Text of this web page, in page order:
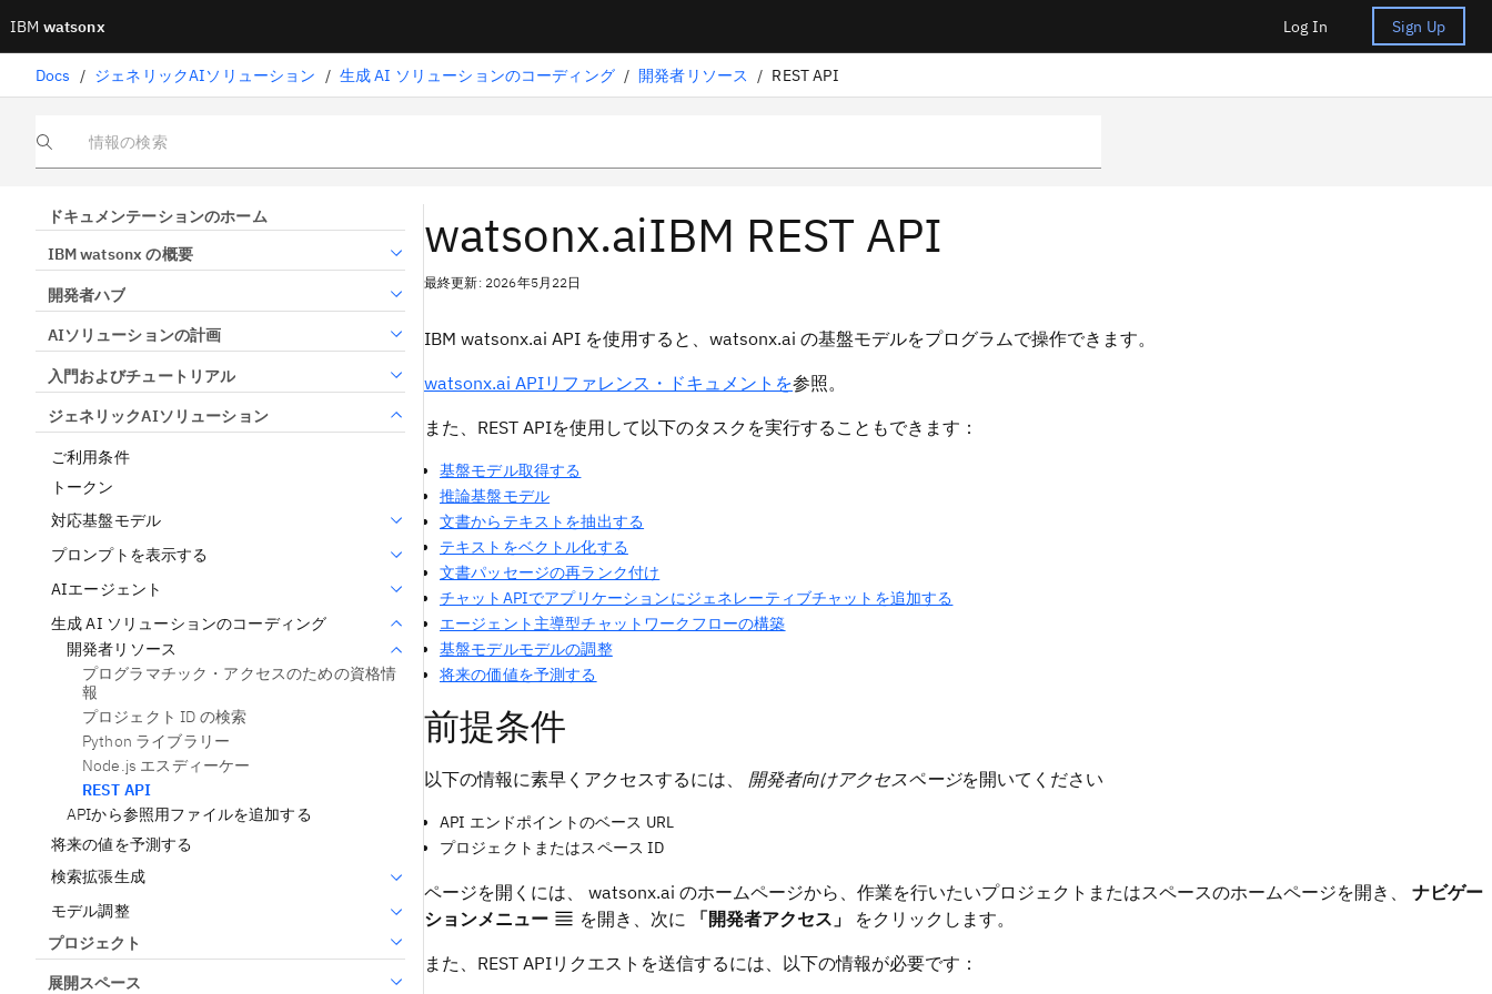
IBM watsonx Log In Sign Up
Docs / ジェネリックAIソリューション / 生成 AI ソリューションのコーディング / 開発者リソース / REST API
情報の検索
ドキュメンテーションのホーム
IBM watsonx の概要
開発者ハブ
AIソリューションの計画
入門およびチュートリアル
ジェネリックAIソリューション
ご利用条件
トークン
対応基盤モデル
プロンプトを表示する
AIエージェント
生成 AI ソリューションのコーディング
開発者リソース
プログラマチック・アクセスのための資格情
報
プロジェクト ID の検索
Python ライブラリー
Node.js エスディーケー
REST API
APIから参照用ファイルを追加する
将来の値を予測する
検索拡張生成
モデル調整
プロジェクト
展開スペース
watsonx.aiIBM REST API
最終更新: 2026年5月22日
IBM watsonx.ai API を使用すると、watsonx.ai の基盤モデルをプログラムで操作できます。
watsonx.ai APIリファレンス・ドキュメントを参照。
また、REST APIを使用して以下のタスクを実行することもできます：
基盤モデル取得する
推論基盤モデル
文書からテキストを抽出する
テキストをベクトル化する
文書パッセージの再ランク付け
チャットAPIでアプリケーションにジェネレーティブチャットを追加する
エージェント主導型チャットワークフローの構築
基盤モデルモデルの調整
将来の価値を予測する
前提条件
以下の情報に素早くアクセスするには、 開発者向けアクセスページを開いてください
API エンドポイントのベース URL
プロジェクトまたはスペース ID
ページを開くには、 watsonx.ai のホームページから、作業を行いたいプロジェクトまたはスペースのホームページを開き、 ナビゲー
ションメニュー
を開き、次に 「開発者アクセス」
をクリックします。
また、REST APIリクエストを送信するには、以下の情報が必要です：